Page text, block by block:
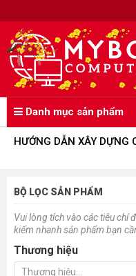
Danh mục sản phẩm
HƯỚNG DẪN XÂY DỰNG
BỘ LỌC SẢN PHẨM
Vui lòng tích vào các tiêu chí
kiếm nhanh sản phẩm bạn
Thương hiệu